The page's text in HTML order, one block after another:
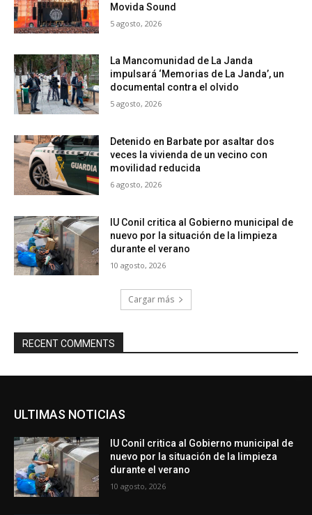
Movida Sound
5 agosto, 2026
La Mancomunidad de La Janda
impulsará ‘Memorias de La Janda’, un
documental contra el olvido
5 agosto, 2026
Detenido en Barbate por asaltar dos
veces la vivienda de un vecino con
movilidad reducida
6 agosto, 2026
IU Conil critica al Gobierno municipal de
nuevo por la situación de la limpieza
durante el verano
10 agosto, 2026
Cargar más
RECENT COMMENTS
ULTIMAS NOTICIAS
IU Conil critica al Gobierno municipal de
nuevo por la situación de la limpieza
durante el verano
10 agosto, 2026